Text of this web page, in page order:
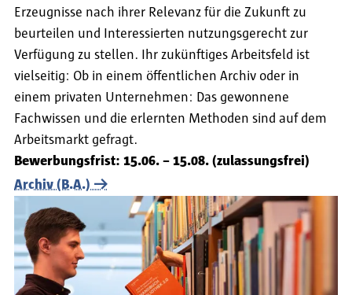
Erzeugnisse nach ihrer Relevanz für die Zukunft zu
beurteilen und Interessierten nutzungsgerecht zur
Verfügung zu stellen. Ihr zukünftiges Arbeitsfeld ist
vielseitig: Ob in einem öffentlichen Archiv oder in
einem privaten Unternehmen: Das gewonnene
Fachwissen und die erlernten Methoden sind auf dem
Arbeitsmarkt gefragt.
Bewerbungsfrist: 15.06. – 15.08. (zulassungsfrei)
Archiv (B.A.)